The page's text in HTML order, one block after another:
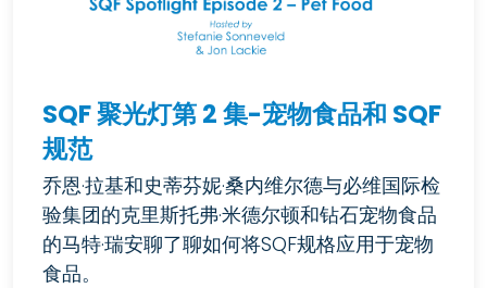
SQF 聚光灯第 2 集-宠物食品和 SQF
规范
乔恩·拉基和史蒂芬妮·桑内维尔德与必维国际检
验集团的克里斯托弗·米德尔顿和钻石宠物食品
的马特·瑞安聊了聊如何将SQF规格应用于宠物
食品。